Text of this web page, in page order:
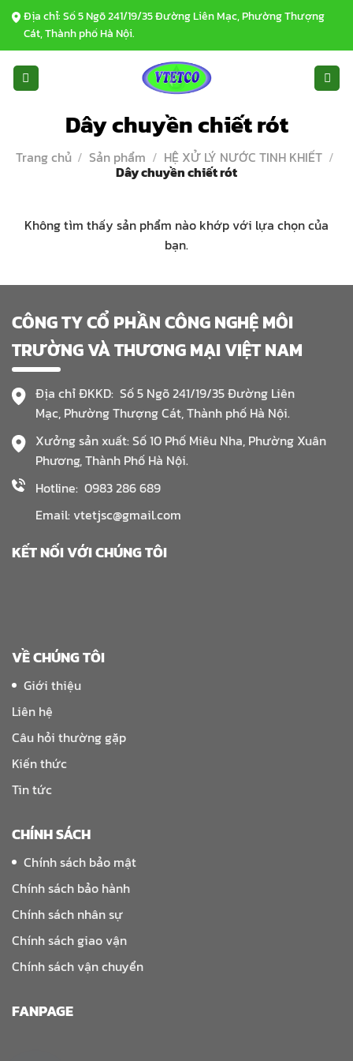
Bỏ
qua
nội
dung
Địa chỉ: Số 5 Ngõ 241/19/35 Đường Liên Mạc, Phường Thượng
Cát, Thành phố Hà Nội.
Dây chuyền chiết rót
Trang chủ / Sản phẩm / HỆ XỬ LÝ NƯỚC TINH KHIẾT /
Dây chuyền chiết rót
Không tìm thấy sản phẩm nào khớp với lựa chọn của
bạn.
CÔNG TY CỔ PHẦN CÔNG NGHỆ MÔI
TRƯỜNG VÀ THƯƠNG MẠI VIỆT NAM
Địa chỉ ĐKKD: Số 5 Ngõ 241/19/35 Đường Liên
Mạc, Phường Thượng Cát, Thành phố Hà Nội.
Xưởng sản xuất: Số 10 Phố Miêu Nha, Phường Xuân
Phương, Thành Phố Hà Nội.
Hotline: 0983 286 689
Email: vtetjsc@gmail.com
KẾT NỐI VỚI CHÚNG TÔI
VỀ CHÚNG TÔI
Giới thiệu
Liên hệ
Câu hỏi thường gặp
Kiến thức
Tin tức
CHÍNH SÁCH
Chính sách bảo mật
Chính sách bảo hành
Chính sách nhân sự
Chính sách giao vận
Chính sách vận chuyển
FANPAGE